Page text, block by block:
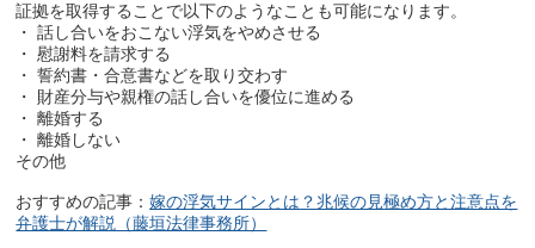
証拠を取得することで以下のようなことも可能になります。
・ 話し合いをおこない浮気をやめさせる
・ 慰謝料を請求する
・ 誓約書・合意書などを取り交わす
・ 財産分与や親権の話し合いを優位に進める
・ 離婚する
・ 離婚しない
その他
おすすめの記事：嫁の浮気サインとは？兆候の見極め方と注意点を
弁護士が解説（藤垣法律事務所）